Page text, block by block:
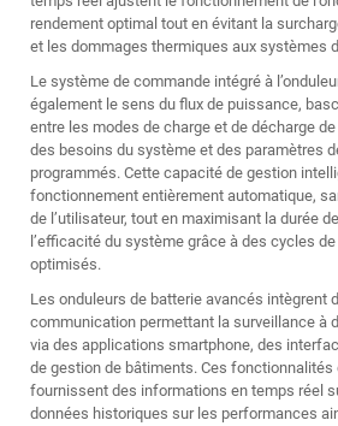
rendement optimal tout en évitant la
et les dommages thermiques aux systèmes
Le système de commande intégré à
également le sens du flux de puissance,
entre les modes de charge et de décharge
des besoins du système et des paramètres
programmés. Cette capacité de gestion
fonctionnement entièrement automatique,
de l’utilisateur, tout en maximisant la durée
l’efficacité du système grâce à des cycles
optimisés.
Les onduleurs de batterie avancés intègrent
communication permettant la surveillance à
via des applications smartphone, des
de gestion de bâtiments. Ces
fournissent des informations en temps réel
données historiques sur les performances